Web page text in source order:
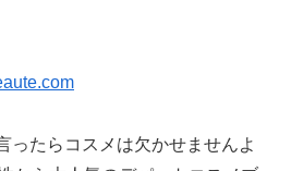
ったらコスメは欠かせませんよ